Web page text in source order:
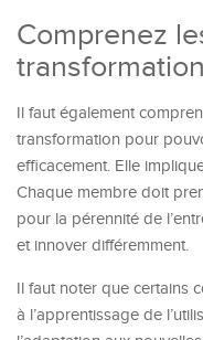
Comprenez
Il faut également
transformation pour
efficacement. Elle
Chaque membre doit
pour la pérennité de
et innover différemment.
Il faut noter que certains
à l’apprentissage de